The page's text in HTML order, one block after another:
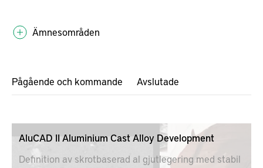
Ämnesområden
Pågående och kommande Avslutade
AluCAD II Aluminium Cast Alloy Development
Definition av skrotbaserad al gjutlegering med stabil